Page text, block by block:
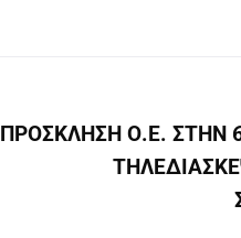
ΠΡΟΣΚΛΗΣΗ Ο.Ε. ΣΤΗΝ